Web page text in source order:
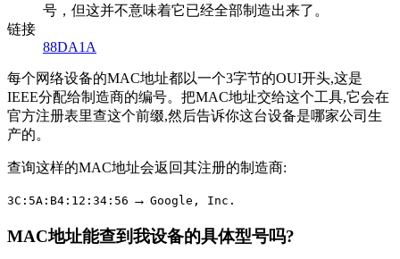
号，但这并不意味着它已经全部制造出来了。
链接
88DA1A
每个网络设备的MAC地址都以一个3字节的OUI开头,这是
IEEE分配给制造商的编号。把MAC地址交给这个工具,它会在
官方注册表里查这个前缀,然后告诉你这台设备是哪家公司生
产的。
查询这样的MAC地址会返回其注册的制造商:
3C:5A:B4:12:34:56 → Google, Inc.
MAC地址能查到我设备的具体型号吗?